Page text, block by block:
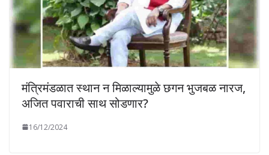
मंत्रिमंडळात स्थान न मिळाल्यामुळे छगन भुजबळ नारज,
अजित पवाराची साथ सोडणार?
16/12/2024